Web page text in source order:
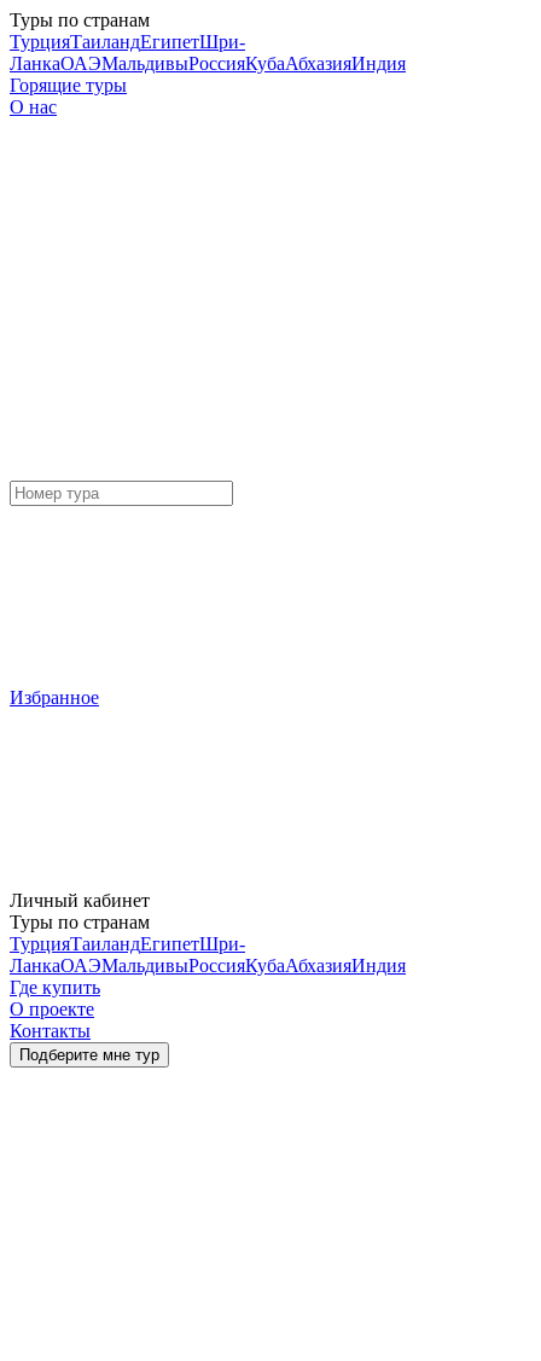
Туры по странам
ТурцияТаиландЕгипетШри-
ЛанкаОАЭМальдивыРоссияКубаАбхазияИндия
Горящие туры
О нас
Избранное
Личный кабинет
Туры по странам
ТурцияТаиландЕгипетШри-
ЛанкаОАЭМальдивыРоссияКубаАбхазияИндия
Где купить
О проекте
Контакты
Подберите мне тур